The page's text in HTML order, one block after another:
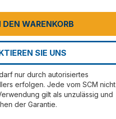
DEN WARENKORB
SIE UNS
nur durch autorisiertes
erfolgen. Jede vom SCM nicht
gilt als unzulässig und
der Garantie.